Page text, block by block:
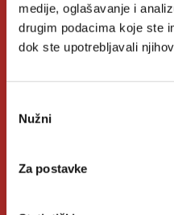
medije, oglašavanje i
drugim podacima koje ste
dok ste upotrebljavali
pristanka
Nužni
Za postavke
Klub